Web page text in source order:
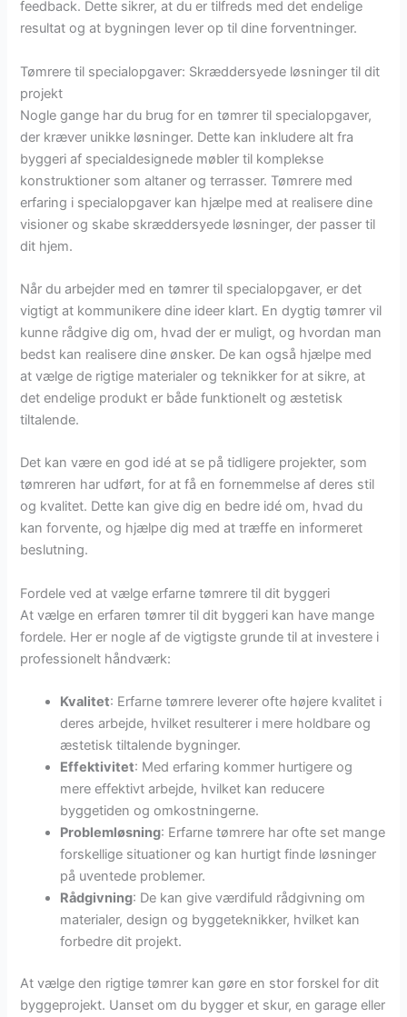
feedback. Dette sikrer, at du er tilfreds med det endelige
resultat og at bygningen lever op til dine forventninger.
Tømrere til specialopgaver: Skræddersyede løsninger til dit
projekt
Nogle gange har du brug for en tømrer til specialopgaver,
der kræver unikke løsninger. Dette kan inkludere alt fra
byggeri af specialdesignede møbler til komplekse
konstruktioner som altaner og terrasser. Tømrere med
erfaring i specialopgaver kan hjælpe med at realisere dine
visioner og skabe skræddersyede løsninger, der passer til
dit hjem.
Når du arbejder med en tømrer til specialopgaver, er det
vigtigt at kommunikere dine ideer klart. En dygtig tømrer vil
kunne rådgive dig om, hvad der er muligt, og hvordan man
bedst kan realisere dine ønsker. De kan også hjælpe med
at vælge de rigtige materialer og teknikker for at sikre, at
det endelige produkt er både funktionelt og æstetisk
tiltalende.
Det kan være en god idé at se på tidligere projekter, som
tømreren har udført, for at få en fornemmelse af deres stil
og kvalitet. Dette kan give dig en bedre idé om, hvad du
kan forvente, og hjælpe dig med at træffe en informeret
beslutning.
Fordele ved at vælge erfarne tømrere til dit byggeri
At vælge en erfaren tømrer til dit byggeri kan have mange
fordele. Her er nogle af de vigtigste grunde til at investere i
professionelt håndværk:
Kvalitet: Erfarne tømrere leverer ofte højere kvalitet i
deres arbejde, hvilket resulterer i mere holdbare og
æstetisk tiltalende bygninger.
Effektivitet: Med erfaring kommer hurtigere og
mere effektivt arbejde, hvilket kan reducere
byggetiden og omkostningerne.
Problemløsning: Erfarne tømrere har ofte set mange
forskellige situationer og kan hurtigt finde løsninger
på uventede problemer.
Rådgivning: De kan give værdifuld rådgivning om
materialer, design og byggeteknikker, hvilket kan
forbedre dit projekt.
At vælge den rigtige tømrer kan gøre en stor forskel for dit
byggeprojekt. Uanset om du bygger et skur, en garage eller